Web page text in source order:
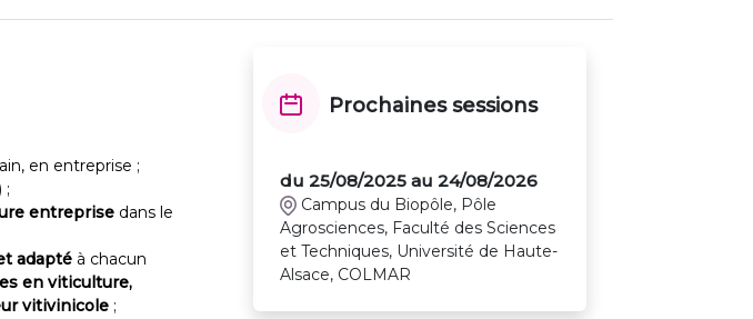
en entreprise ;
;
entreprise dans le
adapté à chacun
en viticulture,
vitivinicole ;
Prochaines sessions
du 25/08/2025 au 24/08/2026
Campus du Biopôle, Pôle
Agrosciences, Faculté des Sciences
et Techniques, Université de Haute-
Alsace, COLMAR